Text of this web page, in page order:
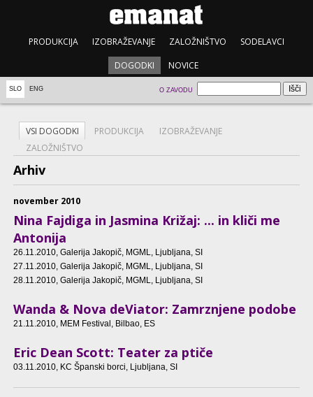
PRODUKCIJA IZOBRAŽEVANJE ZALOŽNIŠTVO SODELAVCI
DOGODKI NOVICE
SLO ENG O ZAVODU
VSI DOGODKI PRODUKCIJA
IZOBRAŽEVANJE
ZALOŽNIŠTVO
Arhiv
november 2010
Nina Fajdiga in Jasmina Križaj: ... in kliči me
Antonija
26.11.2010, Galerija Jakopič, MGML, Ljubljana, SI
27.11.2010, Galerija Jakopič, MGML, Ljubljana, SI
28.11.2010, Galerija Jakopič, MGML, Ljubljana, SI
Wanda & Nova deViator: Zamrznjene podobe
21.11.2010, MEM Festival, Bilbao, ES
Eric Dean Scott: Teater za ptiče
03.11.2010, KC Španski borci, Ljubljana, SI